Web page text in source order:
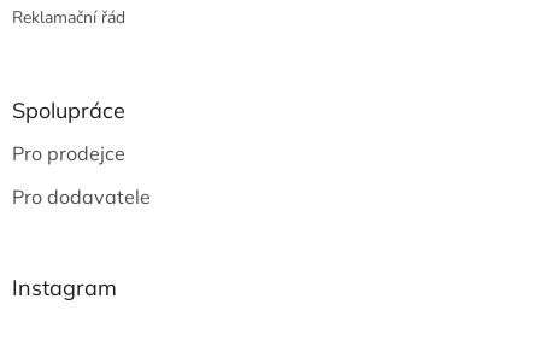
Reklamační řád
Spolupráce
Pro prodejce
Pro dodavatele
Instagram